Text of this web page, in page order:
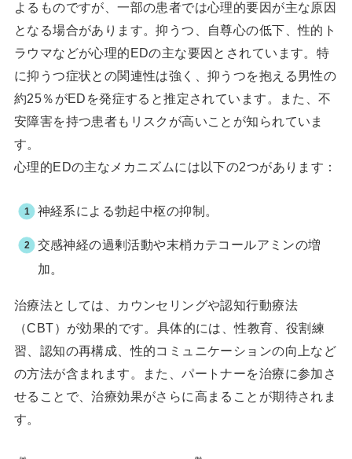
よるものですが、一部の患者では心理的要因が主な原因
となる場合があります。抑うつ、自尊心の低下、性的ト
ラウマなどが心理的EDの主な要因とされています。特
に抑うつ症状との関連性は強く、抑うつを抱える男性の
約25％がEDを発症すると推定されています。また、不
安障害を持つ患者もリスクが高いことが知られていま
す。
心理的EDの主なメカニズムには以下の2つがあります：
神経系による勃起中枢の抑制。
交感神経の過剰活動や末梢カテコールアミンの増
加。
治療法としては、カウンセリングや認知行動療法
（CBT）が効果的です。具体的には、性教育、役割練
習、認知の再構成、性的コミュニケーションの向上など
の方法が含まれます。また、パートナーを治療に参加さ
せることで、治療効果がさらに高まることが期待されま
す。